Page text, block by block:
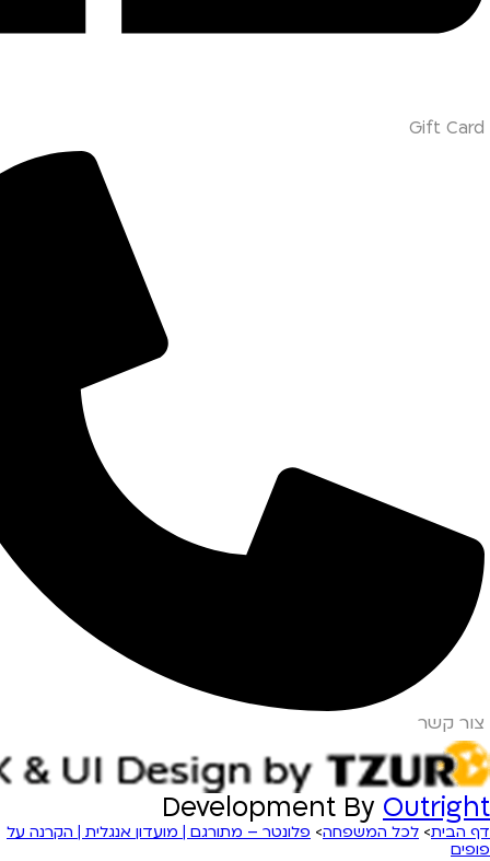
Gift Card
צור קשר
Development By Outright
דף הבית> לכל המשפחה> פלונטר – מתורגם | מועדון אנגלית | הקרנה על
פופים